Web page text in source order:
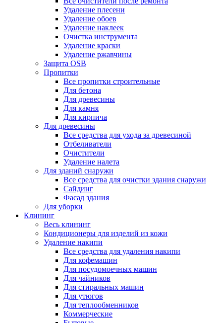
Удаление плесени
Удаление обоев
Удаление наклеек
Очистка инструмента
Удаление краски
Удаление ржавчины
Защита OSB
Пропитки
Все пропитки строительные
Для бетона
Для древесины
Для камня
Для кирпича
Для древесины
Все средства для ухода за древесиной
Отбеливатели
Очистители
Удаление налета
Для зданий снаружи
Все средства для очистки здания снаружи
Сайдинг
Фасад здания
Для уборки
Клининг
Весь клининг
Кондиционеры для изделий из кожи
Удаление накипи
Все средства для удаления накипи
Для кофемашин
Для посудомоечных машин
Для чайников
Для стиральных машин
Для утюгов
Для теплообменников
Коммерческие